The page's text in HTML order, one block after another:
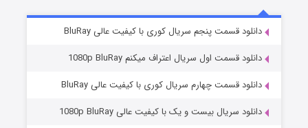
قسمت2 (زیرنویس) منتشر شد
دانلود قسمت پنجم سریال کوری با کیفیت عالی BluRay
دانلود قسمت اول سریال اعتراف میکنم 1080p BluRay
دانلود قسمت چهارم سریال کوری با کیفیت عالی BluRay
دانلود سریال بیست و یک با کیفیت عالی 1080p BluRay